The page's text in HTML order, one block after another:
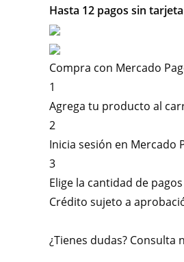
Hasta 12 pagos sin tarjeta
Compra con Mercado
1
Agrega tu producto al
2
Inicia sesión en Mercado
3
Elige la cantidad de
Crédito sujeto a
¿Tienes dudas? Consulta